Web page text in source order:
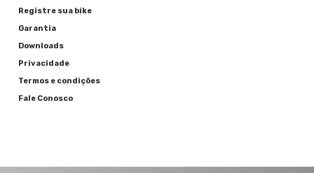
Registre sua bike
Garantia
Downloads
Privacidade
Termos e condições
Fale Conosco